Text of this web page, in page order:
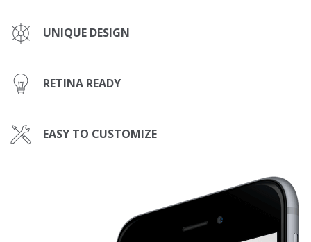
UNIQUE DESIGN
RETINA READY
EASY TO CUSTOMIZE